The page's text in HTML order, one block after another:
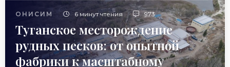
ОНИСИМ 6 минут чтения 973
Туганское месторождение
рудных песков: от опытной
фабрики к масштабному